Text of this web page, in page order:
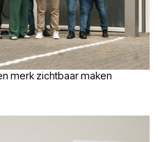
merk zichtbaar maken